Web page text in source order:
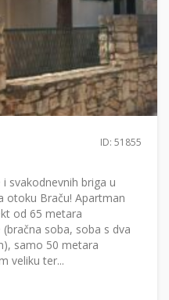
ID: 51855
svakodnevnih briga u
otoku Braču! Apartman
od 65 metara
soba, soba s dva
samo 50 metara
veliku ter...